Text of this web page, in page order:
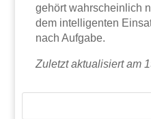
gehört wahrscheinlich
dem intelligenten
nach Aufgabe.
Zuletzt aktualisiert am